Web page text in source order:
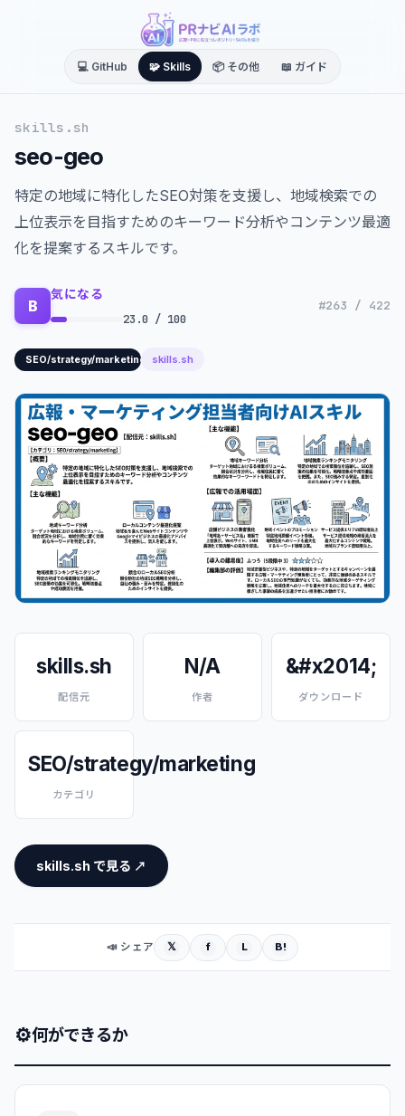
💻 GitHub 🧩 Skills 📦 その他 📖 ガイド
skills.sh
seo-geo
特定の地域に特化したSEO対策を支援し、地域検索での
上位表示を目指すためのキーワード分析やコンテンツ最適
化を提案するスキルです。
B
気になる
23.0 / 100
#263 / 422
SEO/strategy/marketing skills.sh
skills.sh
配信元
N/A
作者
&#x2014;
ダウンロード
SEO/strategy/marketing
カテゴリ
skills.sh で見る ↗
📣 シェア 𝕏 f L B!
⚙何ができるか